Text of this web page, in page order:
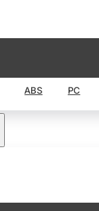
ABS PC